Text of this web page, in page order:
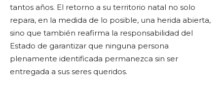
tantos años. El retorno a su territorio natal no solo
repara, en la medida de lo posible, una herida abierta,
sino que también reafirma la responsabilidad del
Estado de garantizar que ninguna persona
plenamente identificada permanezca sin ser
entregada a sus seres queridos.